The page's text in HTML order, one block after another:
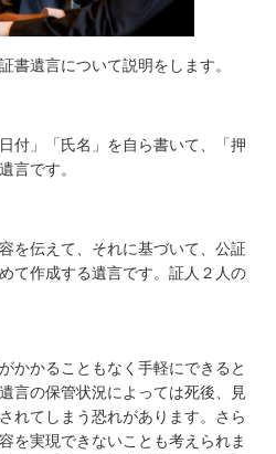
書遺言について説明をします。
付」「氏名」を自ら書いて、「押
言です。
を伝えて、それに基づいて、公証
て作成する遺言です。証人２人の
かかることもなく手軽にできると
言の保管状況によっては死後、見
れてしまう恐れがあります。さら
を実現できないことも考えられま